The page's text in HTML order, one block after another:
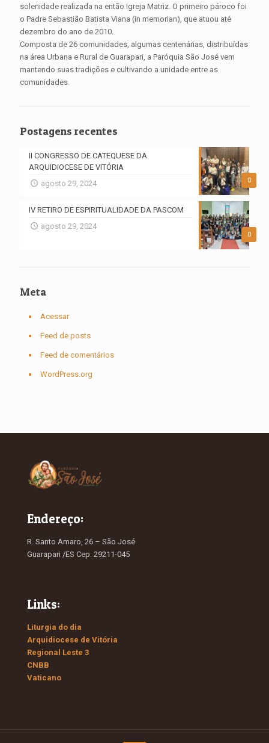
solenidade realizada na então Igreja Matriz. O primeiro pároco foi
o Padre Sebastião Batista Viana (in memorian), que atuou até
dezembro do ano de 2010.
Composta de 26 comunidades, algumas centenárias, distribuídas
na área Urbana e Rural de Guarapari, a Paróquia São José vem
mantendo suas tradições e cultivando a unidade entre as
comunidades.
Postagens recentes
0
II CONGRESSO DE CATEQUESE DA
ARQUIDIOCESE DE VITÓRIA
agosto 29, 2024
0
IV RETIRO DE ESPIRITUALIDADE DA PASCOM
agosto 29, 2024
Meta
Acessar
Feed de posts
Feed de comentários
WordPress.org
Endereço:
R. Santo Amaro, 26 – São José
Guarapari /ES Cep: 29211-045
Links:
Liturgia do dia
Arquidiocese de Vitória
Regional Leste 3
CNBB
Vaticano